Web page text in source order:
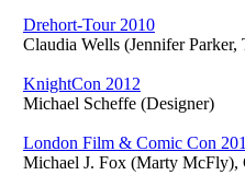
Drehort-Tour 2010
Claudia Wells (Jennifer Parker,
KnightCon 2012
Michael Scheffe (Designer)
London Film & Comic Con
Michael J. Fox (Marty McFly),